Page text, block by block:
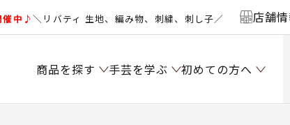
催中♪＼リバティ 生地、編み物、刺繍、刺し子／ 店舗
商品を探す 手芸を学ぶ 初めての方へ